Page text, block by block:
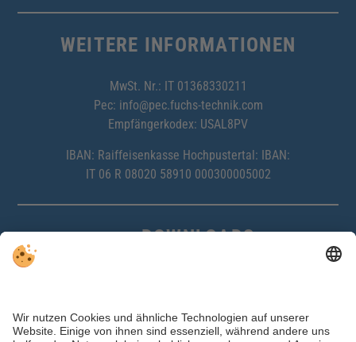
WEITERE INFORMATIONEN
MwSt. Nr.: IT 01368330211
Pec: info@pec.fuchs-technik.com
Empfängerkodex: USAL8PV
IBAN: Raiffeisenkasse Hochpustertal: IBAN:
IT 06 R 08020 58910 000300005002
DOWNLOADS
Ski Storage